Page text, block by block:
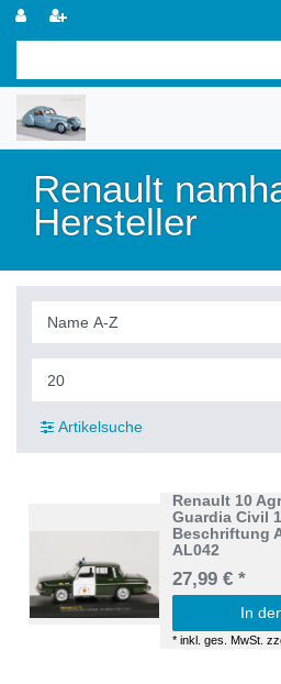
Renault
Hersteller
Artikelsuche
Renault 10
Guardia Civil
Beschriftung
AL042
27,99 € *
In
*inkl. ges. MwSt.